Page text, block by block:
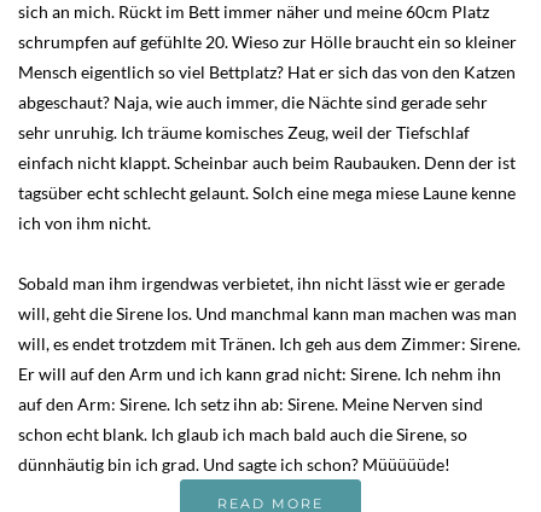
sich an mich. Rückt im Bett immer näher und meine 60cm Platz
schrumpfen auf gefühlte 20. Wieso zur Hölle braucht ein so kleiner
Mensch eigentlich so viel Bettplatz? Hat er sich das von den Katzen
abgeschaut? Naja, wie auch immer, die Nächte sind gerade sehr
sehr unruhig. Ich träume komisches Zeug, weil der Tiefschlaf
einfach nicht klappt. Scheinbar auch beim Raubauken. Denn der ist
tagsüber echt schlecht gelaunt. Solch eine mega miese Laune kenne
ich von ihm nicht.
Sobald man ihm irgendwas verbietet, ihn nicht lässt wie er gerade
will, geht die Sirene los. Und manchmal kann man machen was man
will, es endet trotzdem mit Tränen. Ich geh aus dem Zimmer: Sirene.
Er will auf den Arm und ich kann grad nicht: Sirene. Ich nehm ihn
auf den Arm: Sirene. Ich setz ihn ab: Sirene. Meine Nerven sind
schon echt blank. Ich glaub ich mach bald auch die Sirene, so
dünnhäutig bin ich grad. Und sagte ich schon? Müüüüüde!
READ MORE